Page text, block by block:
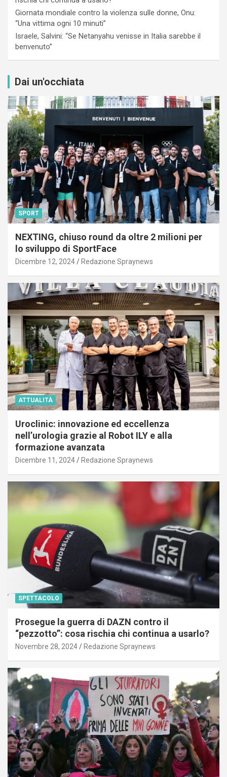
Giornata mondiale contro la violenza sulle donne, Onu:
“Una vittima ogni 10 minuti”
Israele, Salvini: “Se Netanyahu venisse in Italia sarebbe il
benvenuto”
Dai un'occhiata
SPORT
NEXTING, chiuso round da oltre 2 milioni per
lo sviluppo di SportFace
Dicembre 12, 2024 Redazione Spraynews
ATTUALITÀ
Uroclinic: innovazione ed eccellenza
nell’urologia grazie al Robot ILY e alla
formazione avanzata
Dicembre 11, 2024 Redazione Spraynews
SPETTACOLO
Prosegue la guerra di DAZN contro il
“pezzotto”: cosa rischia chi continua a usarlo?
Novembre 28, 2024 Redazione Spraynews